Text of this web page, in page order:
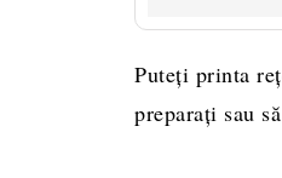
Puteţi printa
preparaţi sau